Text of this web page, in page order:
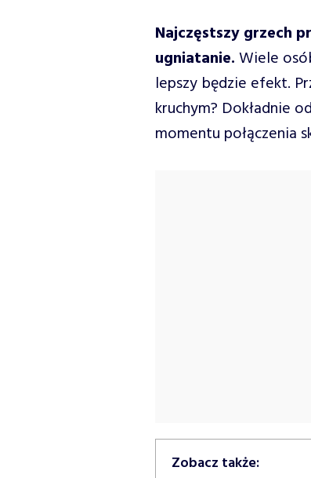
Najczęstszy grzech
ugniatanie.Wiele
lepszy będzie efekt.
kruchym? Dokładnie
momentu połączenia
Zobacz także: